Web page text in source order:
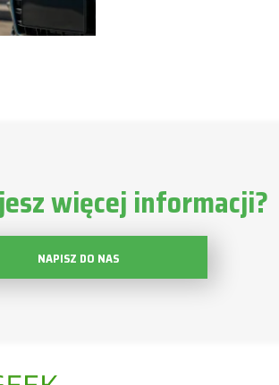
więcej informacji?
NAPISZ DO NAS